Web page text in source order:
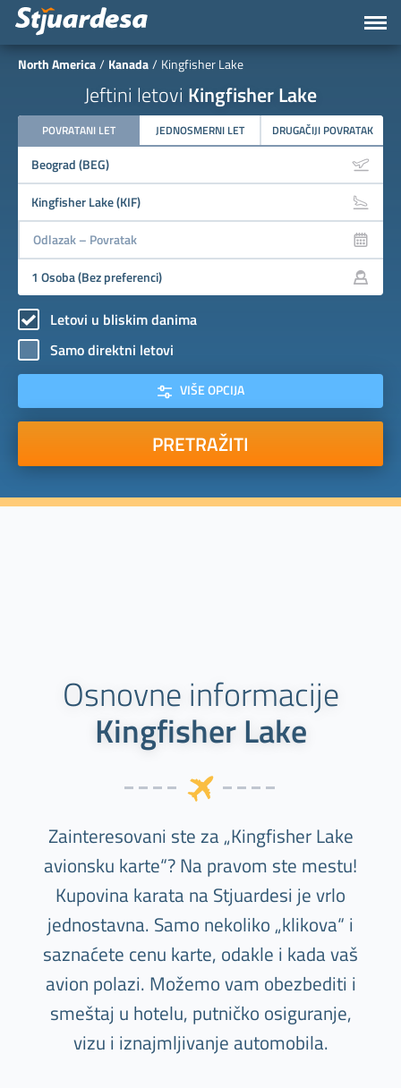
North America Kanada Kingfisher Lake
Jeftini letovi Kingfisher Lake
POVRATANI LET JEDNOSMERNI LET DRUGAČIJI POVRATAK
Letovi u bliskim danima
Samo direktni letovi
VIŠE OPCIJA
PRETRAŽITI
Osnovne informacije
Kingfisher Lake
Zainteresovani ste za „Kingfisher Lake
avionsku karte“? Na pravom ste mestu!
Kupovina karata na Stjuardesi je vrlo
jednostavna. Samo nekoliko „klikova“ i
saznaćete cenu karte, odakle i kada vaš
avion polazi. Možemo vam obezbediti i
smeštaj u hotelu, putničko osiguranje,
vizu i iznajmljivanje automobila.